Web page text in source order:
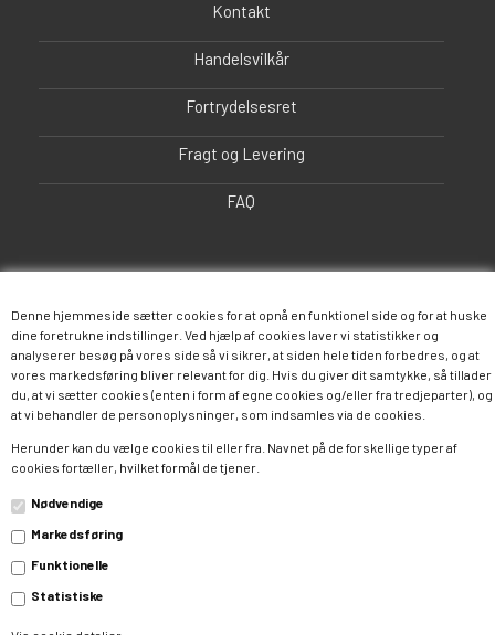
Denne hjemmeside sætter cookies for at opnå en funktionel side og for at huske
dine foretrukne indstillinger. Ved hjælp af cookies laver vi statistikker og
analyserer besøg på vores side så vi sikrer, at siden hele tiden forbedres, og at
vores markedsføring bliver relevant for dig. Hvis du giver dit samtykke, så tillader
du, at vi sætter cookies (enten i form af egne cookies og/eller fra tredjeparter), og
at vi behandler de personoplysninger, som indsamles via de cookies.
Herunder kan du vælge cookies til eller fra. Navnet på de forskellige typer af
cookies fortæller, hvilket formål de tjener.
Nødvendige
Markedsføring
Funktionelle
Statistiske
Kontakt
Handelsvilkår
Fortrydelsesret
Fragt og Levering
FAQ
Følg os
Facebook Twitter